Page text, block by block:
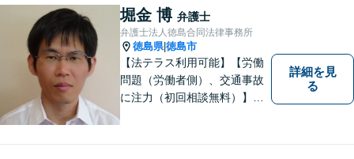
相談者様のお話をじっくり聴
き、最適な解決方法をご提案
いたします。
堀金 博 弁護士
弁護士法人徳島合同法律事務所
徳島県|徳島市
【法テラス利用可能】【労働
問題（労働者側）、交通事故
に注力（初回相談無料）】市
貸借/消費者問題/離婚/相続/債
詳細を見
る